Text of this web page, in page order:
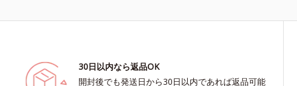
30日以内なら返品OK
開封後でも発送日から30日以内であれば返品可能